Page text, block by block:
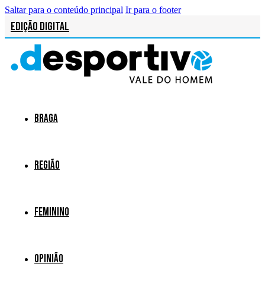
Saltar para o conteúdo principal Ir para o footer
Edição Digital
Braga
Região
Feminino
Opinião